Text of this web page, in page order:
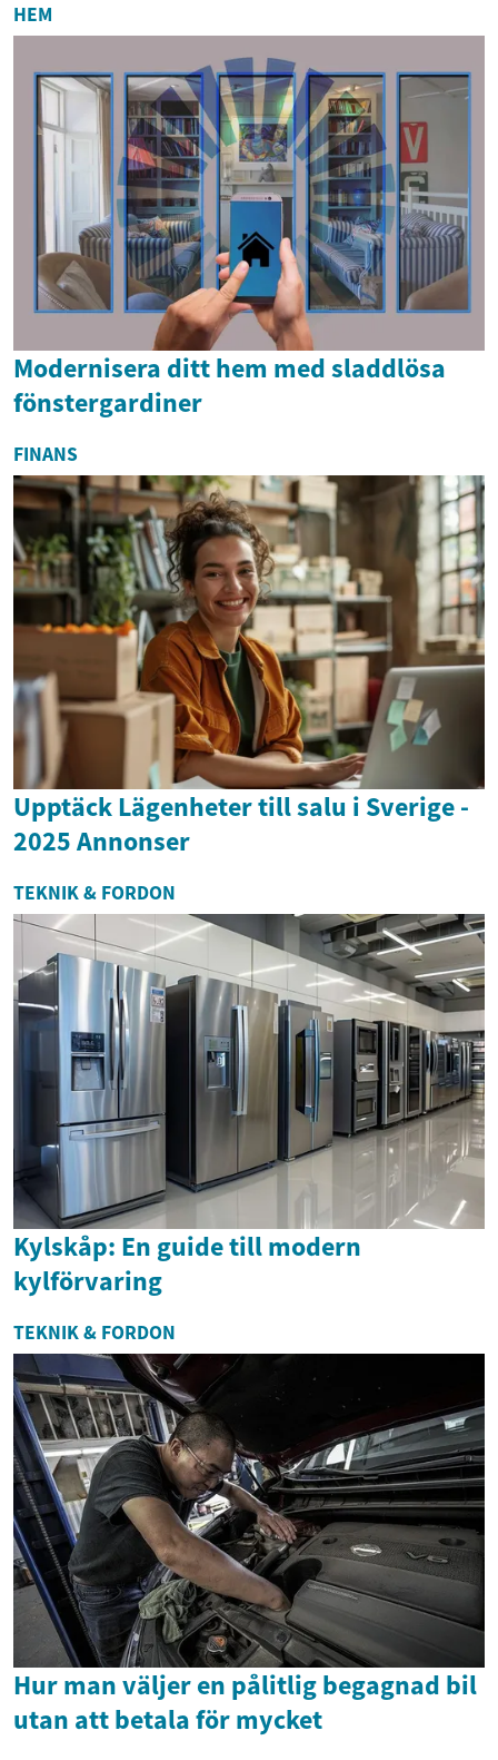
o...
HEM
Modernisera ditt hem med sladdlösa
fönstergardiner
FINANS
Upptäck Lägenheter till salu i Sverige -
2025 Annonser
TEKNIK & FORDON
Kylskåp: En guide till modern
kylförvaring
TEKNIK & FORDON
Hur man väljer en pålitlig begagnad bil
utan att betala för mycket